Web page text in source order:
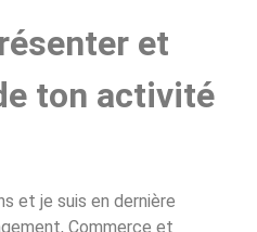
et
ton activité
et je suis en dernière
Commerce et